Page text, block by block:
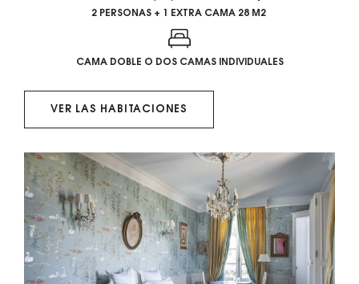
2 PERSONAS + 1 EXTRA CAMA 28 M2
CAMA DOBLE O DOS CAMAS INDIVIDUALES
VER LAS HABITACIONES